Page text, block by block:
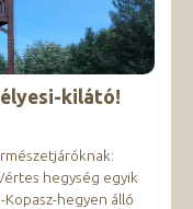
kilátó!
hegység egyik
hegyen álló